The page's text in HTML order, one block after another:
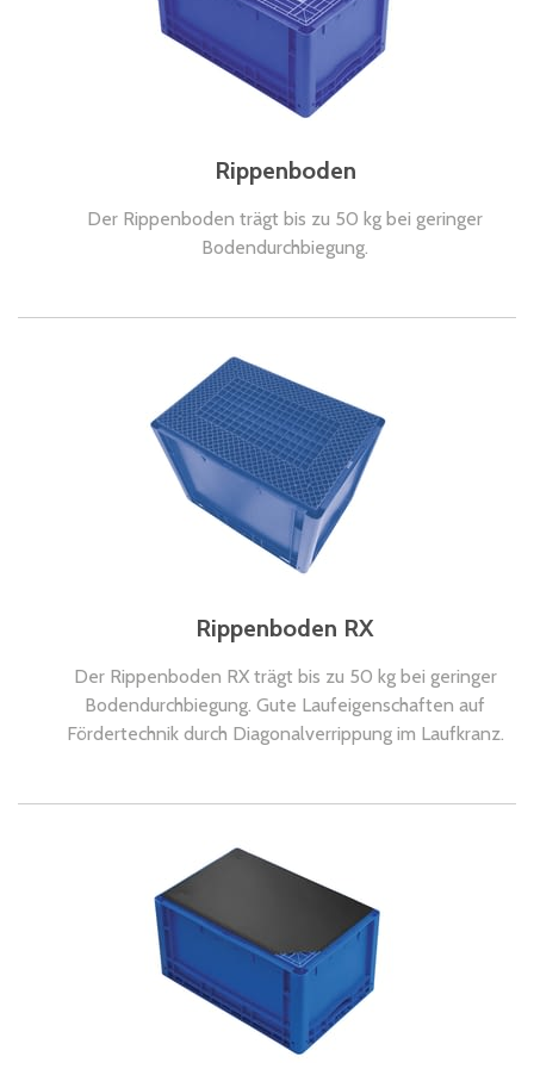
Rippenboden
Der Rippenboden trägt bis zu 50 kg bei geringer
Bodendurchbiegung.
Rippenboden RX
Der Rippenboden RX trägt bis zu 50 kg bei geringer
Bodendurchbiegung. Gute Laufeigenschaften auf
Fördertechnik durch Diagonalverrippung im Laufkranz.